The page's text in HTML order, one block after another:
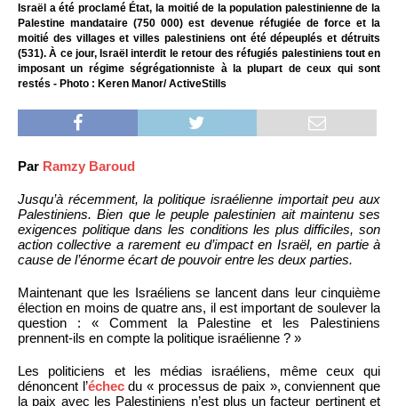
Israël a été proclamé État, la moitié de la population palestinienne de la
Palestine mandataire (750 000) est devenue réfugiée de force et la
moitié des villages et villes palestiniens ont été dépeuplés et détruits
(531). À ce jour, Israël interdit le retour des réfugiés palestiniens tout en
imposant un régime ségrégationniste à la plupart de ceux qui sont
restés - Photo : Keren Manor/ ActiveStills
Par Ramzy Baroud
Jusqu’à récemment, la politique israélienne importait peu aux
Palestiniens. Bien que le peuple palestinien ait maintenu ses
exigences politique dans les conditions les plus difficiles, son
action collective a rarement eu d’impact en Israël, en partie à
cause de l’énorme écart de pouvoir entre les deux parties.
Maintenant que les Israéliens se lancent dans leur cinquième
élection en moins de quatre ans, il est important de soulever la
question : « Comment la Palestine et les Palestiniens
prennent-ils en compte la politique israélienne ? »
Les politiciens et les médias israéliens, même ceux qui
dénoncent l’échecdu « processus de paix », conviennent que
la paix avec les Palestiniens n’est plus un facteur pertinent et